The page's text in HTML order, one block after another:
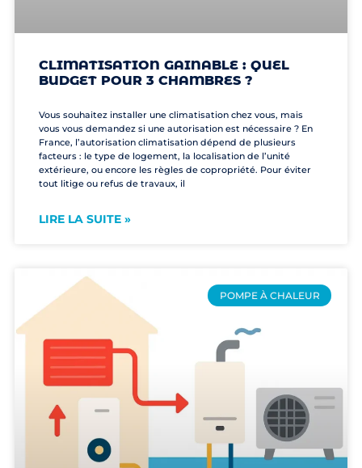
CLIMATISATION GAINABLE : QUEL
BUDGET POUR 3 CHAMBRES ?
Vous souhaitez installer une climatisation chez vous, mais
vous vous demandez si une autorisation est nécessaire ? En
France, l’autorisation climatisation dépend de plusieurs
facteurs : le type de logement, la localisation de l’unité
extérieure, ou encore les règles de copropriété. Pour éviter
tout litige ou refus de travaux, il
LIRE LA SUITE »
POMPE À CHALEUR